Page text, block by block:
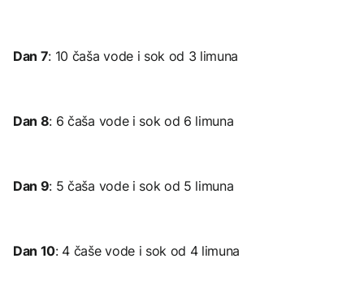
Dan 7: 10 čaša vode i sok od 3 limuna
Dan 8: 6 čaša vode i sok od 6 limuna
Dan 9: 5 čaša vode i sok od 5 limuna
Dan 10: 4 čaše vode i sok od 4 limuna